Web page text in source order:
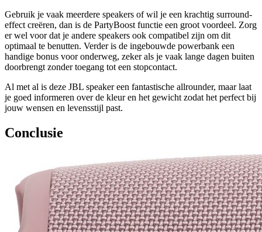
Gebruik je vaak meerdere speakers of wil je een krachtig surround-
effect creëren, dan is de PartyBoost functie een groot voordeel. Zorg
er wel voor dat je andere speakers ook compatibel zijn om dit
optimaal te benutten. Verder is de ingebouwde powerbank een
handige bonus voor onderweg, zeker als je vaak lange dagen buiten
doorbrengt zonder toegang tot een stopcontact.
Al met al is deze JBL speaker een fantastische allrounder, maar laat
je goed informeren over de kleur en het gewicht zodat het perfect bij
jouw wensen en levensstijl past.
Conclusie